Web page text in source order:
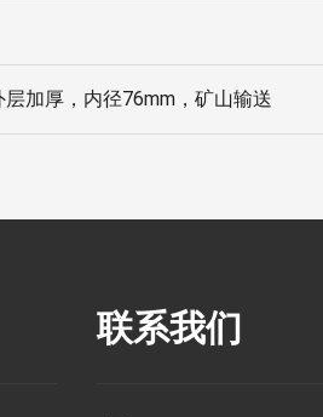
加厚，内径76mm，矿山输送
联系我们